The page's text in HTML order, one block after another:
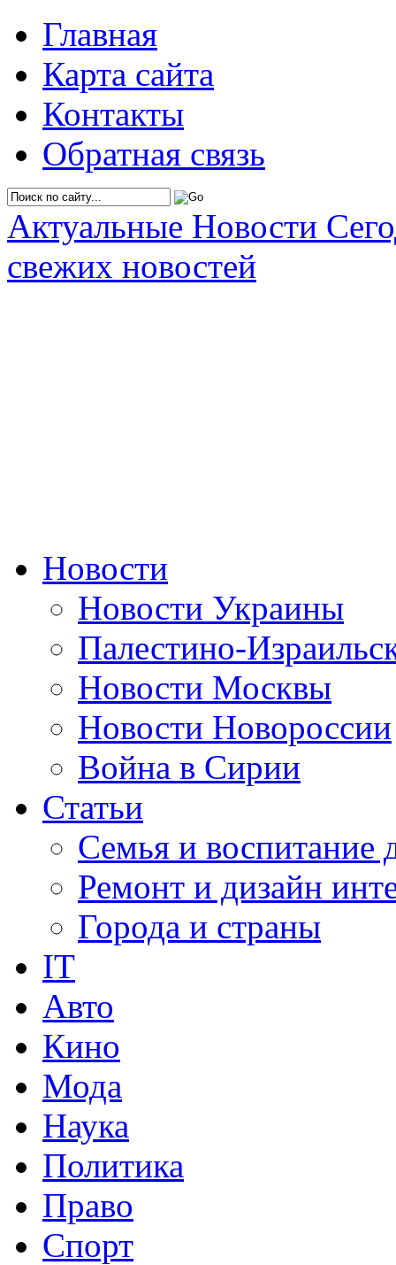
Главная
Карта сайта
Контакты
Обратная связь
Актуальные Новости
свежих новостей
Новости
Новости Украины
Палестино-
Новости Москвы
Новости Новороссии
Война в Сирии
Статьи
Семья и воспитание
Ремонт и дизайн
Города и страны
IT
Авто
Кино
Мода
Наука
Политика
Право
Спорт